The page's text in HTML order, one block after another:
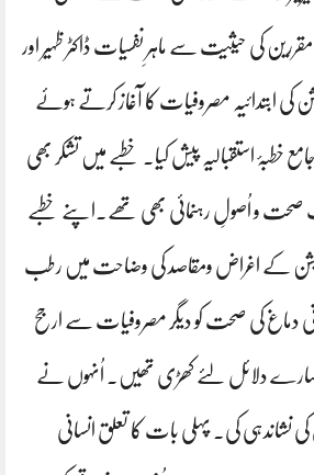
کی حیثیت سے ماہرِ نفسیات ڈاکٹر ظہیر اور
کی ابتدائیہ مصروفیات کا آغاز کرتے ہوئے
خطبۂ استقبالیہ پیش کیا۔ خطبے میں تشکر بھی
صحت و اُصولِ رہنمائی بھی تھے۔اپنے خطبے
کے اغراض ومقاصد کی وضاحت میں رطب
دماغ کی صحت کو دیگر مصروفیات سے ارجح
سارے دلائل لئے کھڑی تھیں۔ اُنہوں نے
کی نشاندہی کی۔ پہلی بات کا تعلق انسانی